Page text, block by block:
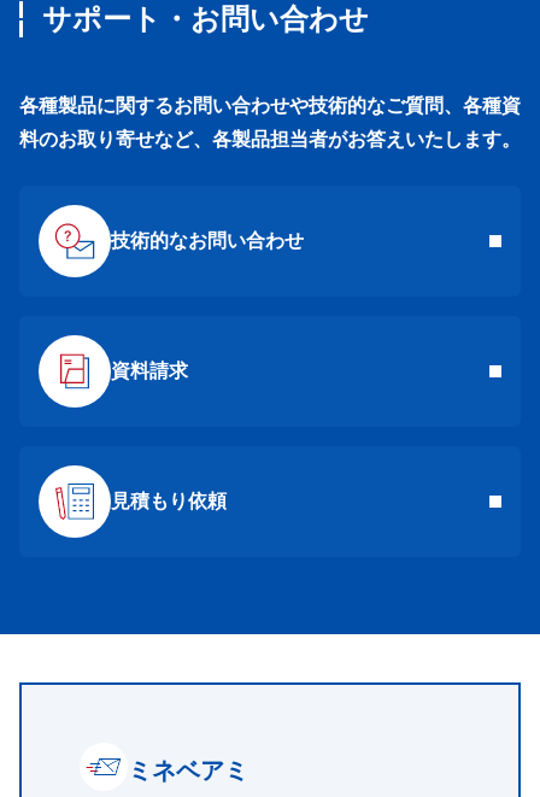
サポート・お問い合わせ
各種製品に関するお問い合わせや技術的なご質問、各種資
料のお取り寄せなど、各製品担当者がお答えいたします。
技術的なお問い合わせ
資料請求
見積もり依頼
ミネベアミ